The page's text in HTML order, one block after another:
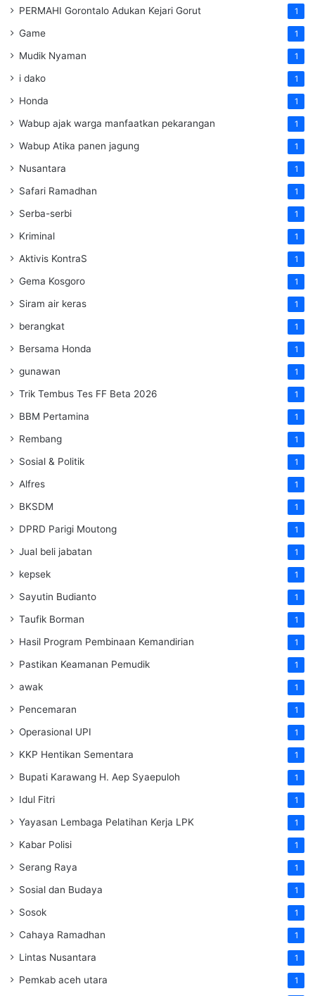
PERMAHI Gorontalo Adukan Kejari Gorut 1
Game 1
Mudik Nyaman 1
i dako 1
Honda 1
Wabup ajak warga manfaatkan pekarangan 1
Wabup Atika panen jagung 1
Nusantara 1
Safari Ramadhan 1
Serba-serbi 1
Kriminal 1
Aktivis KontraS 1
Gema Kosgoro 1
Siram air keras 1
berangkat 1
Bersama Honda 1
gunawan 1
Trik Tembus Tes FF Beta 2026 1
BBM Pertamina 1
Rembang 1
Sosial & Politik 1
Alfres 1
BKSDM 1
DPRD Parigi Moutong 1
Jual beli jabatan 1
kepsek 1
Sayutin Budianto 1
Taufik Borman 1
Hasil Program Pembinaan Kemandirian 1
Pastikan Keamanan Pemudik 1
awak 1
Pencemaran 1
Operasional UPI 1
KKP Hentikan Sementara 1
Bupati Karawang H. Aep Syaepuloh 1
Idul Fitri 1
Yayasan Lembaga Pelatihan Kerja LPK 1
Kabar Polisi 1
Serang Raya 1
Sosial dan Budaya 1
Sosok 1
Cahaya Ramadhan 1
Lintas Nusantara 1
Pemkab aceh utara 1